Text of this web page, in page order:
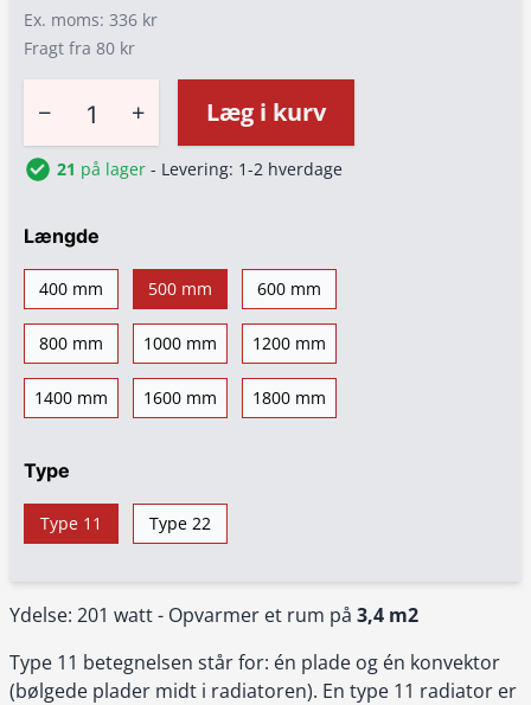
Ydelse: 201 watt - Opvarmer et rum på 3,4 m2
Type 11 betegnelsen står for: én plade og én konvektor
(bølgede plader midt i radiatoren). En type 11 radiator er
Ex. moms: 336 kr
Fragt fra 80 kr
− + Læg i kurv
21 på lager - Levering: 1-2 hverdage
Længde
400 mm 500 mm 600 mm
800 mm 1000 mm 1200 mm
1400 mm 1600 mm 1800 mm
Type
Type 11 Type 22